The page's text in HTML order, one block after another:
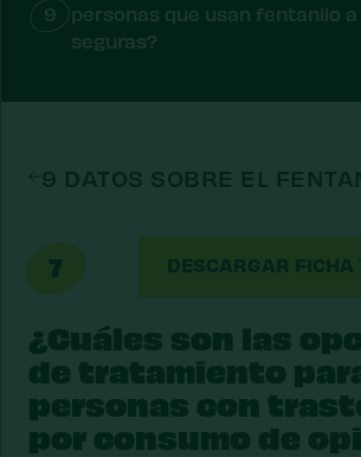
9
personas que usan fentanilo
seguras?
9 DATOS SOBRE EL
¿Cuáles son las
de tratamiento
personas con
por consumo de